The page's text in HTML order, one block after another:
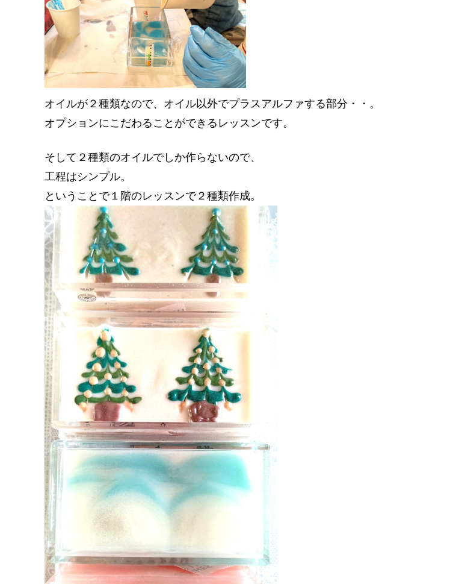
オイルが２種類なので、オイル以外でプラスアルファする部分・・。
オプションにこだわることができるレッスンです。
そして２種類のオイルでしか作らないので、
工程はシンプル。
ということで１階のレッスンで２種類作成。